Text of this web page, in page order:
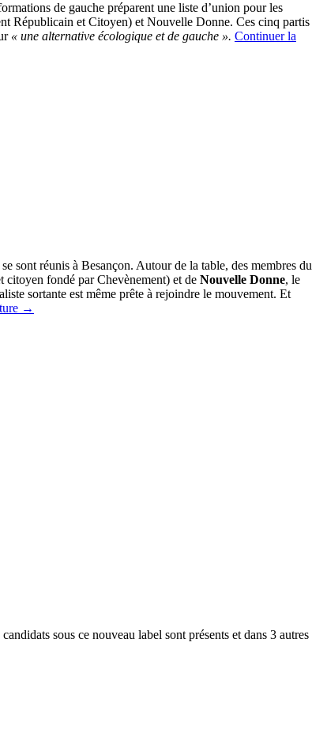
de gauche préparent une liste d’union pour les
Républicain et Citoyen) et Nouvelle Donne. Ces cinq partis
« une alternative écologique et de gauche ». Continuer la
sont réunis à Besançon. Autour de la table, des membres du
fondé par Chevènement) et de Nouvelle Donne, le
sortante est même prête à rejoindre le mouvement. Et
→
sous ce nouveau label sont présents et dans 3 autres